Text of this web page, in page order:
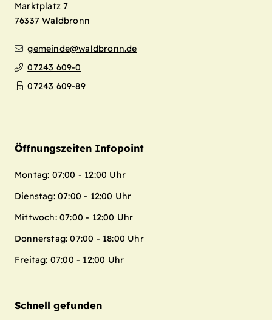
Marktplatz 7
76337 Waldbronn
gemeinde@waldbronn.de
07243 609-0
07243 609-89
Öffnungszeiten Infopoint
Montag: 07:00 - 12:00 Uhr
Dienstag: 07:00 - 12:00 Uhr
Mittwoch: 07:00 - 12:00 Uhr
Donnerstag: 07:00 - 18:00 Uhr
Freitag: 07:00 - 12:00 Uhr
Schnell gefunden